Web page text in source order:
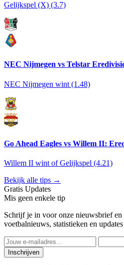
Gelijkspel (X) (3.7)
NEC Nijmegen vs Telstar
NEC Nijmegen wint (1.48)
Go Ahead Eagles vs Willem II:
Willem II wint of Gelijkspel (4.21)
Bekijk alle tips →
Gratis Updates
Mis geen enkele tip
Schrijf je in voor onze nieuwsbrief en
voetbalnieuws, statistieken en
Inschrijven